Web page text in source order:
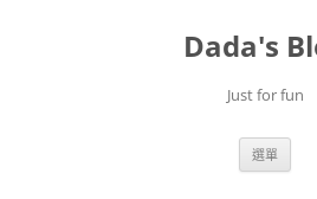
Dada's
Just for fun
選單